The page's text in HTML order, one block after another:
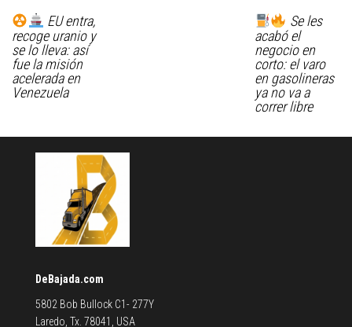
EU entra,
recoge uranio y
se lo lleva: así
fue la misión
acelerada en
Venezuela
Se les
acabó el
negocio en
corto: el varo
en gasolineras
ya no va a
correr libre
DeBajada.com
5802 Bob Bullock C1- 277Y
Laredo, Tx. 78041, USA